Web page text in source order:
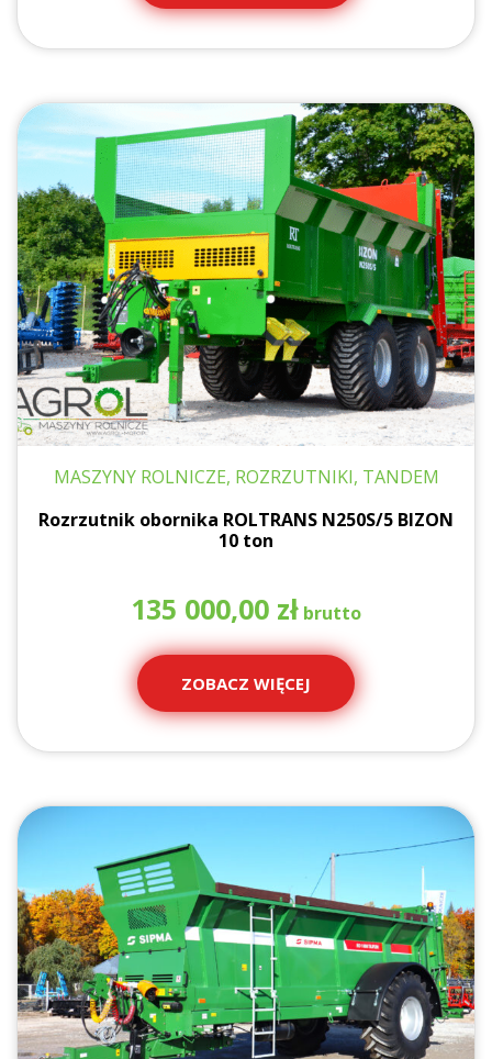
MASZYNY ROLNICZE, ROZRZUTNIKI, TANDEM
Rozrzutnik obornika ROLTRANS N250S/5 BIZON
10 ton
135 000,00 zł
ZOBACZ WIĘCEJ